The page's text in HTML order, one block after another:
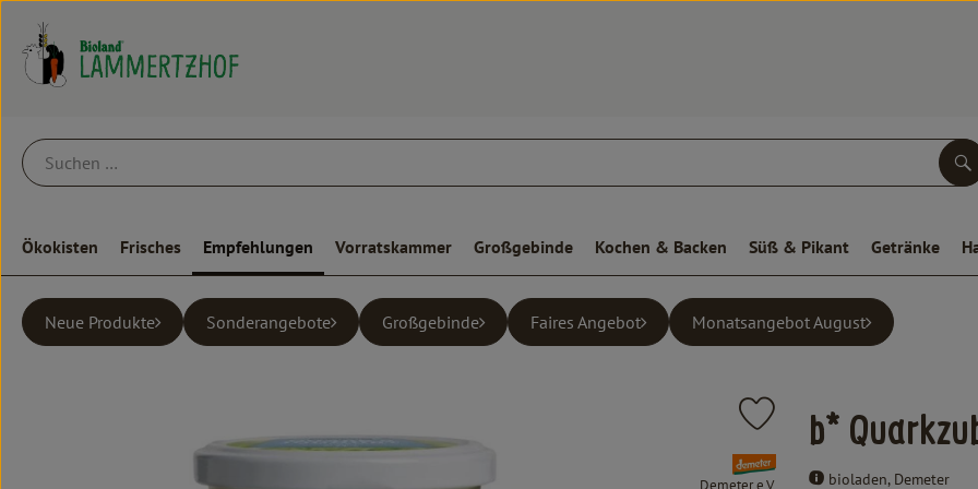
Ökokisten Frisches Empfehlungen Vorratskammer Großgebinde Kochen & Backen Süß & Pikant Getränke
Neue Produkte Sonderangebote Großgebinde Faires Angebot Monatsangebot August
b*
bioladen, Demeter
Produkt zu Favouriten hinzufügen
, Verband:
Demeter e.V.